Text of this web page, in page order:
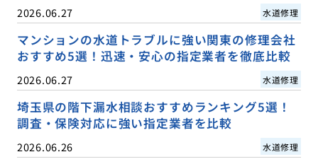
2026.06.27 水道修理
マンションの水道トラブルに強い関東の修理会社
おすすめ5選！迅速・安心の指定業者を徹底比較
2026.06.27 水道修理
埼玉県の階下漏水相談おすすめランキング5選！
調査・保険対応に強い指定業者を比較
2026.06.26 水道修理